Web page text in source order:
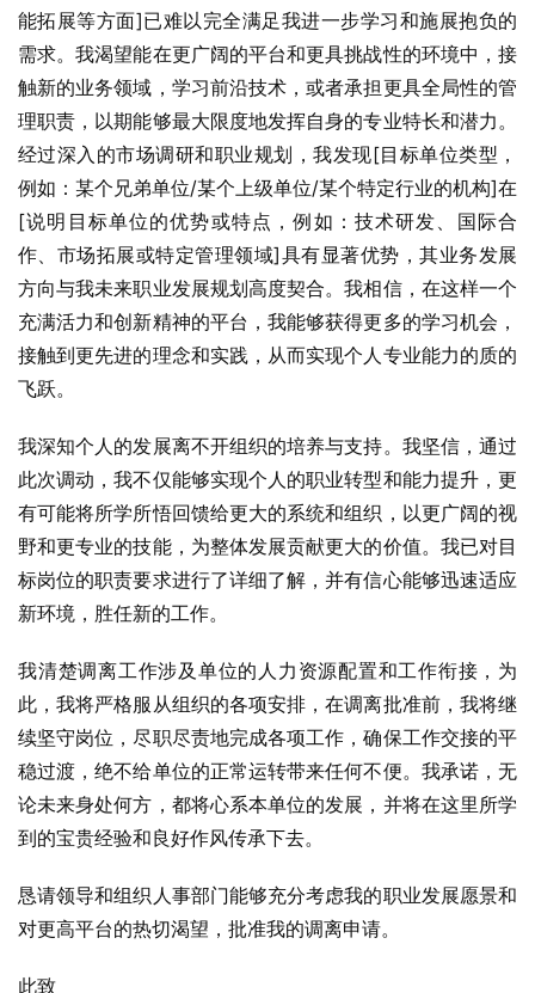
能拓展等方面]已难以完全满足我进一步学习和施展抱负的
需求。我渴望能在更广阔的平台和更具挑战性的环境中，接
触新的业务领域，学习前沿技术，或者承担更具全局性的管
理职责，以期能够最大限度地发挥自身的专业特长和潜力。
经过深入的市场调研和职业规划，我发现[目标单位类型，
例如：某个兄弟单位/某个上级单位/某个特定行业的机构]在
[说明目标单位的优势或特点，例如：技术研发、国际合
作、市场拓展或特定管理领域]具有显著优势，其业务发展
方向与我未来职业发展规划高度契合。我相信，在这样一个
充满活力和创新精神的平台，我能够获得更多的学习机会，
接触到更先进的理念和实践，从而实现个人专业能力的质的
飞跃。
我深知个人的发展离不开组织的培养与支持。我坚信，通过
此次调动，我不仅能够实现个人的职业转型和能力提升，更
有可能将所学所悟回馈给更大的系统和组织，以更广阔的视
野和更专业的技能，为整体发展贡献更大的价值。我已对目
标岗位的职责要求进行了详细了解，并有信心能够迅速适应
新环境，胜任新的工作。
我清楚调离工作涉及单位的人力资源配置和工作衔接，为
此，我将严格服从组织的各项安排，在调离批准前，我将继
续坚守岗位，尽职尽责地完成各项工作，确保工作交接的平
稳过渡，绝不给单位的正常运转带来任何不便。我承诺，无
论未来身处何方，都将心系本单位的发展，并将在这里所学
到的宝贵经验和良好作风传承下去。
恳请领导和组织人事部门能够充分考虑我的职业发展愿景和
对更高平台的热切渴望，批准我的调离申请。
此致